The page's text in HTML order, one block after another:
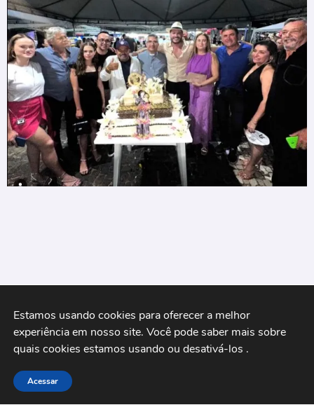
Bolo de Santo Antônio em Quixeramobim é
arrematado por mais de R$ 50 mil reais
Estamos usando cookies para oferecer a melhor
experiência em nosso site. Você pode saber mais sobre
quais cookies estamos usando ou desativá-los .
Acessar